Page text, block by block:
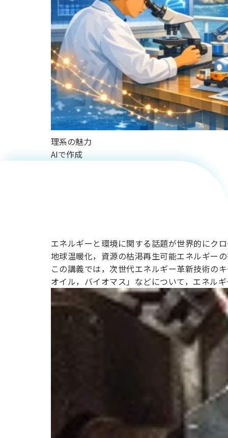
理系の魅力
AIで作成
地球環境
と人々の
暮らしを
ルギー変
換技術
エネルギーと環境に関する話題が世界的にク
地球温暖化，資源の枯渇再生可能エネルギー
この講義では，次世代エネルギー革新技術の
オイル，バイオマス」などについて，エネル